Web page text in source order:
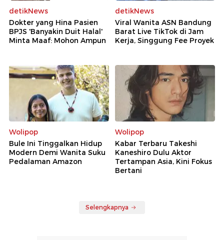
detikNews
Dokter yang Hina Pasien
BPJS 'Banyakin Duit Halal'
Minta Maaf: Mohon Ampun
detikNews
Viral Wanita ASN Bandung
Barat Live TikTok di Jam
Kerja, Singgung Fee Proyek
Wolipop
Bule Ini Tinggalkan Hidup
Modern Demi Wanita Suku
Pedalaman Amazon
Wolipop
Kabar Terbaru Takeshi
Kaneshiro Dulu Aktor
Tertampan Asia, Kini Fokus
Bertani
Selengkapnya